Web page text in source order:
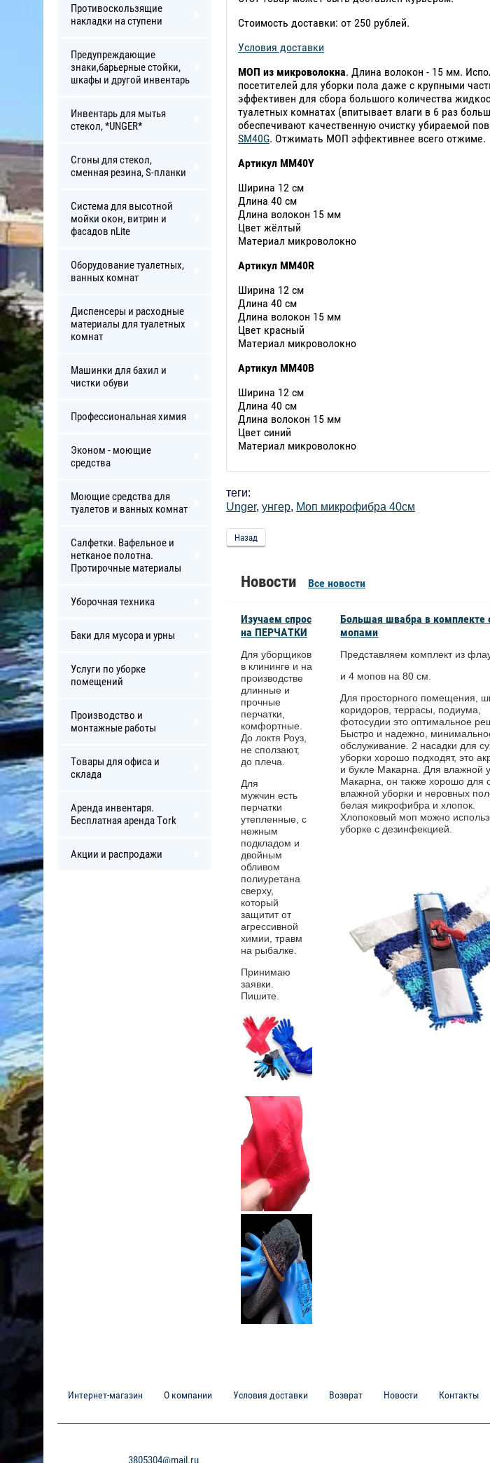
Противоскользящие
накладки на ступени
Предупреждающие
знаки,барьерные стойки,
шкафы и другой инвентарь
Инвентарь для мытья
стекол, *UNGER*
Сгоны для стекол,
сменная резина, S-планки
Система для высотной
мойки окон, витрин и
фасадов nLite
Оборудование туалетных,
ванных комнат
Диспенсеры и расходные
материалы для туалетных
комнат
Машинки для бахил и
чистки обуви
Профессиональная химия
Эконом - моющие
средства
Моющие средства для
туалетов и ванных комнат
Салфетки. Вафельное и
нетканое полотна.
Протирочные материалы
Уборочная техника
Баки для мусора и урны
Услуги по уборке
помещений
Производство и
монтажные работы
Товары для офиса и
склада
Аренда инвентаря.
Бесплатная аренда Tork
Акции и распродажи
Стоимость доставки: от 250 рублей.
Условия доставки
МОП из микроволокна. Длина волокон - 15 мм.
посетителей для уборки пола даже с крупными
эффективен для сбора большого количества
туалетных комнатах (впитывает влаги в 6 раз
обеспечивают качественную очистку убираемой
SM40G. Отжимать МОП эффективнее всего отжиме.
Артикул MM40Y
Ширина 12 см
Длина 40 см
Длина волокон 15 мм
Цвет жёлтый
Материал микроволокно
Артикул MM40R
Ширина 12 см
Длина 40 см
Длина волокон 15 мм
Цвет красный
Материал микроволокно
Артикул MM40B
Ширина 12 см
Длина 40 см
Длина волокон 15 мм
Цвет синий
Материал микроволокно
теги:
Unger, унгер, Моп микрофибра 40см
Назад
Новости Все новости
Изучаем спрос
на ПЕРЧАТКИ
Для уборщиков
в клининге и на
производстве
длинные и
прочные
перчатки,
комфортные.
До локтя Роуз,
не сползают,
до плеча.
Для
мужчин есть
перчатки
утепленные, с
нежным
подкладом и
двойным
обливом
полиуретана
сверху,
который
защитит от
агрессивной
химии, травм
на рыбалке.
Принимаю
заявки.
Пишите.
Большая швабра в комплекте
мопами
Представляем комплект из
и 4 мопов на 80 см.
Для просторного помещения,
коридоров, террасы, подиума,
фотосудии это оптимальное
Быстро и надежно,
обслуживание. 2 насадки для
уборки хорошо подходят, это
и букле Макарна. Для влажной
Макарна, он также хорошо для
влажной уборки и неровных
белая микрофибра и хлопок.
Хлопоковый моп можно
уборке с дезинфекцией.
Интернет-магазин О компании Условия доставки Возврат Новости Контакты
3805304@mail.ru